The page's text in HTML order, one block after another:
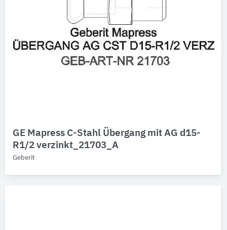
GE Mapress C-Stahl Übergang mit AG d15-
R1/2 verzinkt_21703_A
Geberit